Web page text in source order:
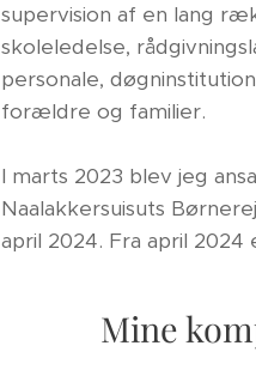
supervision af en lang
skoleledelse,
personale,
forældre og familier.
I marts 2023 blev jeg
Naalakkersuisuts
april 2024. Fra april
Mine